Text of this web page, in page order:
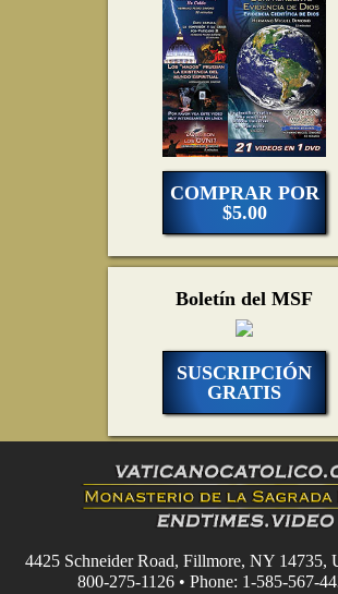
COMPRAR POR
$5.00
Boletín del MSF
SUSCRIPCIÓN
GRATIS
4425 Schneider Road, Fillmore, NY 14735,
800-275-1126 • Phone: 1-585-567-